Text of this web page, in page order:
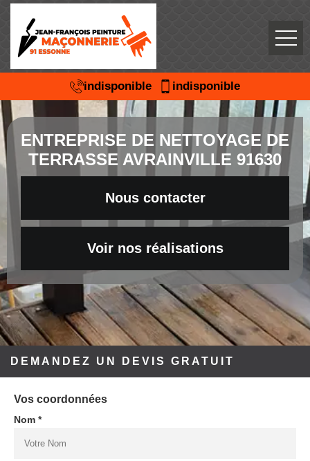
indisponible indisponible
ENTREPRISE DE NETTOYAGE DE
TERRASSE AVRAINVILLE 91630
Nous contacter
Voir nos réalisations
DEMANDEZ UN DEVIS GRATUIT
Vos coordonnées
Nom *